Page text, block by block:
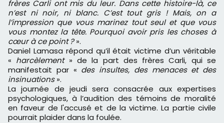
frères Carli ont mis du leur. Dans cette histoire-là, ce
n’est ni noir, ni blanc. C’est tout gris ! Mais, on a
l’impression que vous marinez tout seul et que vous
vous montez la tête. Pourquoi avoir pris les choses à
cœuràce point ?».
Daniel Lamasa répond qu’il était victime d’un véritable
« harcèlement» de la part des frères Carli, qui se
manifestait par « des insultes, des menaces et des
insinuations».
La journée de jeudi sera consacrée aux expertises
psychologiques, à l’audition des témoins de moralité
en faveur de l'accusé et de la victime. La partie civile
pourrait plaider dans la foulée.